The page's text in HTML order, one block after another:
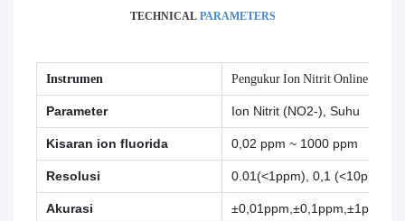
TECHNICAL PARAMETERS
Instrumen Pengukur Ion Nitrit Online PXG-
Parameter Ion Nitrit (NO2-), Suhu
Kisaran ion fluorida 0,02 ppm ~ 1000 ppm
Resolusi 0.01(<1ppm), 0,1 (<10ppm),
Akurasi ±0,01ppm,±0,1ppm,±1ppm